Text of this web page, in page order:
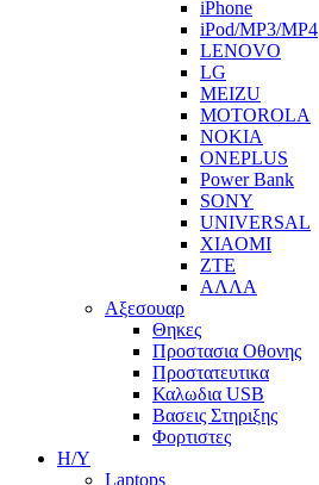
iPhone
iPod/MP3/MP4
LENOVO
LG
MEIZU
MOTOROLA
NOKIA
ONEPLUS
Power Bank
SONY
UNIVERSAL
XIAOMI
ZTE
ΑΛΛΑ
Αξεσουαρ
Θηκες
Προστασια Οθονης
Προστατευτικα
Καλωδια USB
Βασεις Στηριξης
Φορτιστες
Η/Υ
Laptops